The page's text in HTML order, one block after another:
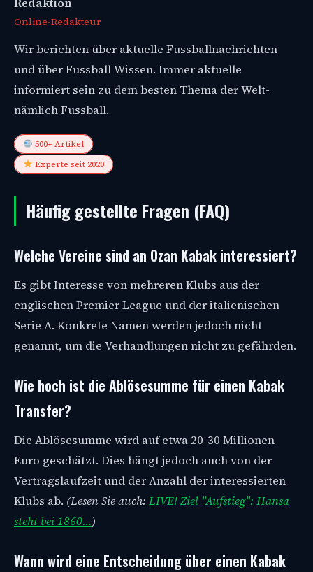
Online-Redakteur
Wir berichten über aktuelle Fussballnachrichten
und über Fussball Wissen. Immer aktuelle
informiert sein zu dem besten Thema der Welt-
nämlich Fussball.
500+ Artikel
Experte seit 2020
Häufig gestellte Fragen (FAQ)
Welche Vereine sind an Ozan Kabak interessiert?
Es gibt Interesse von mehreren Klubs aus der
englischen Premier League und der italienischen
Serie A. Konkrete Namen werden jedoch nicht
genannt, um die Verhandlungen nicht zu gefährden.
Wie hoch ist die Ablösesumme für einen Kabak
Transfer?
Die Ablösesumme wird auf etwa 20-30 Millionen
Euro geschätzt. Dies hängt jedoch auch von der
Vertragslaufzeit und der Anzahl der interessierten
Klubs ab. (Lesen Sie auch: LIVE! Ziel "Aufstieg": Hansa
steht bei 1860…)
Wann wird eine Entscheidung über einen Kabak